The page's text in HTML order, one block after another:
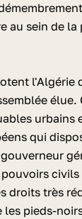
au sein de
urbains
qui
droits très
les pieds-